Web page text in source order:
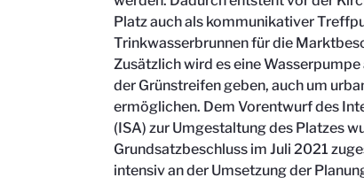
Platz auch als kommunikativer
Trinkwasserbrunnen für die
Zusätzlich wird es eine
der Grünstreifen geben, auch um
ermöglichen. Dem Vorentwurf des
(ISA) zur Umgestaltung des Platzes
Grundsatzbeschluss im Juli 2021
intensiv an der Umsetzung der